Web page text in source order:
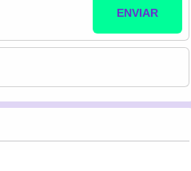
ENVIAR